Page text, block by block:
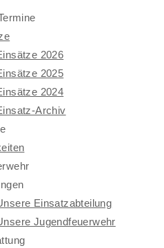
2026
2025
2024
Archiv
Einsatzabteilung
Jugendfeuerwehr